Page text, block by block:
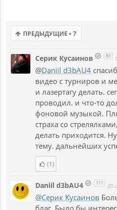
ПРЕДЫДУЩИЕ • 7
Серик Кусаинов 83
@Daniil d3bAU4
видео с турниров и
и лазертагу делать.
проводил. и что-то
фоновой музыкой.
страха со
делать приходится.
тему. дальнейших
(1)
Daniil d3bAU4 111 20
@Серик Кусаинов
благ. Было бы